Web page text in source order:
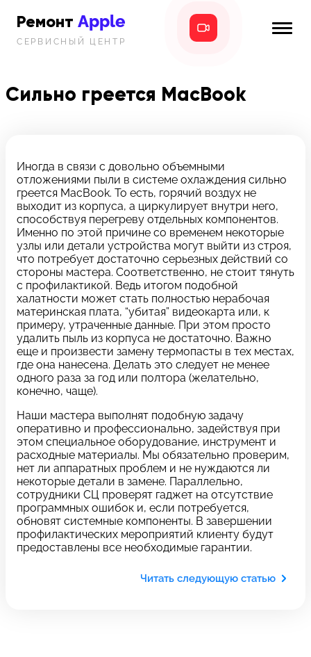
Ремонт Apple
СЕРВИСНЫЙ ЦЕНТР
iPad
Mac mini
Новости
Телефон:
+7 (812) 409-39-75
Адрес:
8 Красноармейская, 18
Режим работы:
c 10:00 до 21:00
Связаться с нами
Cильно греется MacBook
Иногда в связи с довольно объемными
отложениями пыли в системе охлаждения сильно
греется MacBook. То есть, горячий воздух не
выходит из корпуса, а циркулирует внутри него,
способствуя перегреву отдельных компонентов.
Именно по этой причине со временем некоторые
узлы или детали устройства могут выйти из строя,
что потребует достаточно серьезных действий со
стороны мастера. Соответственно, не стоит тянуть
с профилактикой. Ведь итогом подобной
халатности может стать полностью нерабочая
материнская плата, “убитая” видеокарта или, к
примеру, утраченные данные. При этом просто
удалить пыль из корпуса не достаточно. Важно
еще и произвести замену термопасты в тех местах,
где она нанесена. Делать это следует не менее
одного раза за год или полтора (желательно,
конечно, чаще).
Наши мастера выполнят подобную задачу
оперативно и профессионально, задействуя при
этом специальное оборудование, инструмент и
расходные материалы. Мы обязательно проверим,
нет ли аппаратных проблем и не нуждаются ли
некоторые детали в замене. Параллельно,
сотрудники СЦ проверят гаджет на отсутствие
программных ошибок и, если потребуется,
обновят системные компоненты. В завершении
профилактических мероприятий клиенту будут
предоставлены все необходимые гарантии.
Читать следующую статью
Задать вопрос
*бесплатно
Заполните форму обратной
связи и ждите звонка:
Оставьте свой
отзыв
Заполните все необходимые поля